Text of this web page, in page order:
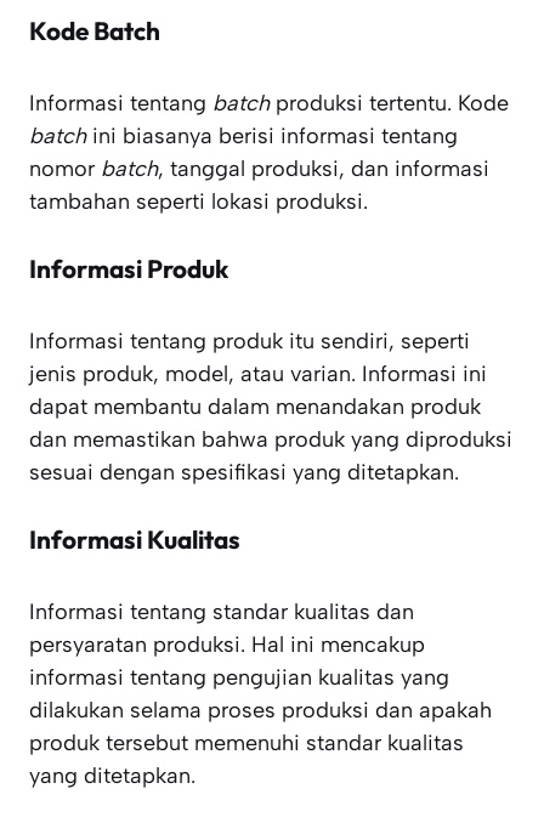
Kode Batch
Informasi tentang batchproduksi tertentu. Kode
batchini biasanya berisi informasi tentang
nomor batch, tanggal produksi, dan informasi
tambahan seperti lokasi produksi.
Informasi Produk
Informasi tentang produk itu sendiri, seperti
jenis produk, model, atau varian. Informasi ini
dapat membantu dalam menandakan produk
dan memastikan bahwa produk yang diproduksi
sesuai dengan spesifikasi yang ditetapkan.
Informasi Kualitas
Informasi tentang standar kualitas dan
persyaratan produksi. Hal ini mencakup
informasi tentang pengujian kualitas yang
dilakukan selama proses produksi dan apakah
produk tersebut memenuhi standar kualitas
yang ditetapkan.